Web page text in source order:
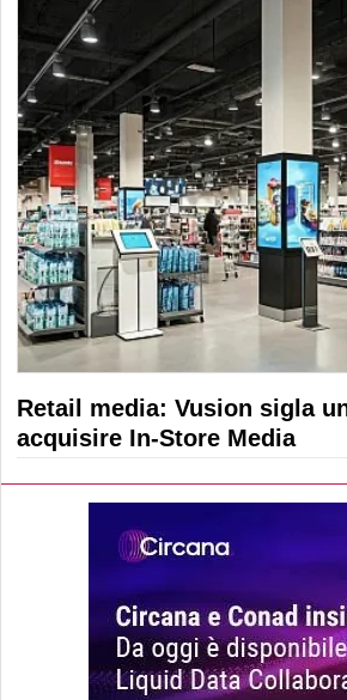
Retail media: Vusion sigla
acquisire In-Store Media